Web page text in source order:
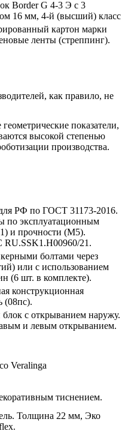
Border G 4-3 Э с 3
16 мм, 4-й (высший) класс
картон марки
ленты (стреппинг).
как правило, не
показатели,
высокой степенью
производства.
РФ по ГОСТ 31173-2016.
по эксплуатационным
и прочности (М5).
RU.SSK1.H00960/21.
болтами через
или с использованием
(6 шт. в комплекте).
конструкционная
(08пс).
с открыванием наружу.
и левым открыванием.
Veralinga
тиснением.
Толщина 22 мм, Эко